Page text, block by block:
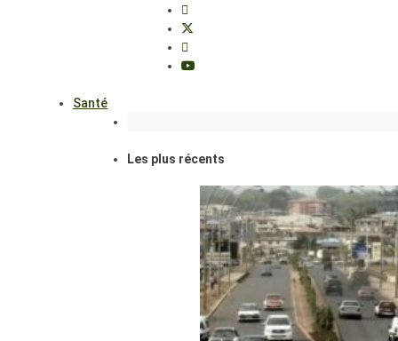
Santé
Les plus récents